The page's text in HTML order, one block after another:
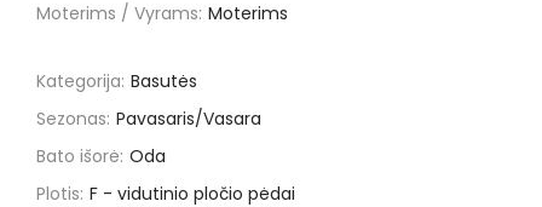
Moterims / Vyrams: Moterims
Kategorija: Basutės
Sezonas: Pavasaris/Vasara
Bato išorė: Oda
Plotis: F - vidutinio pločio pėdai